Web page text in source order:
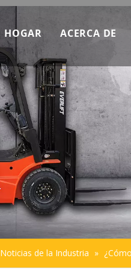
HOGAR ACERCA DE
Descubra
Datos de
Noticias de la Industria »